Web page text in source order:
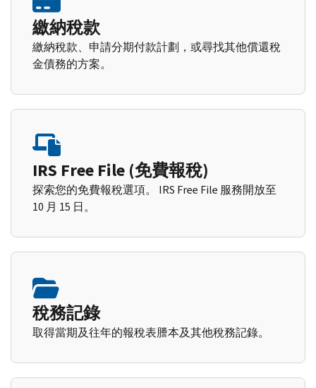
繳納稅款
繳納稅款、申請分期付款計劃，或尋找其他償還稅
金債務的方案。
IRS Free File (免費報稅)
探索您的免費報稅選項。 IRS Free File 服務開放至
10 月 15 日。
稅務記錄
取得當期及往年的報稅表謄本及其他稅務記錄。